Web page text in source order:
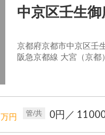
中京区壬生
京都府京都市中京区壬
阪急京都線 大宮（京都
万円 管/共 0円 ／